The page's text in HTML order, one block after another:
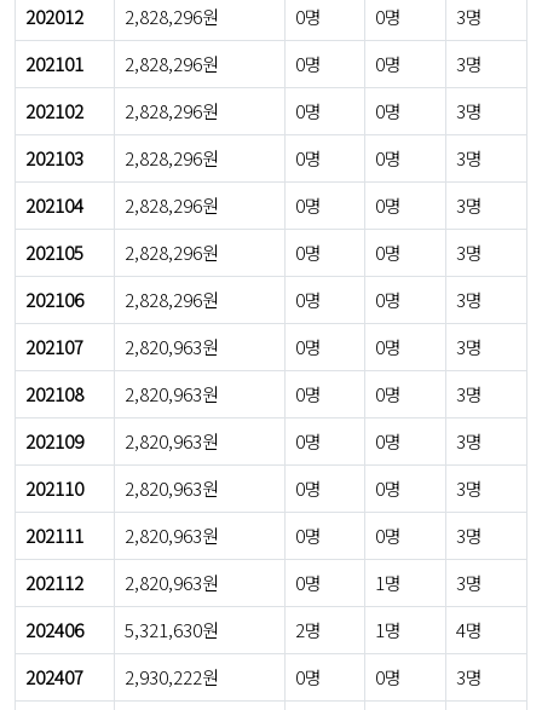
202012 2,828,296원 0명 0명
3명
202101
2,828,296원 0명 0명
3명
202102
2,828,296원 0명 0명
3명
202103
2,828,296원 0명 0명
3명
202104
2,828,296원 0명 0명
3명
202105
2,828,296원 0명 0명
3명
202106
2,828,296원 0명 0명
3명
202107
2,820,963원 0명 0명
3명
202108
2,820,963원 0명 0명
3명
202109
2,820,963원 0명 0명
3명
202110
2,820,963원 0명 0명
3명
202111
2,820,963원 0명 0명
3명
202112
2,820,963원 0명 1명
3명
202406
5,321,630원 2명 1명
4명
202407
2,930,222원 0명 0명
3명